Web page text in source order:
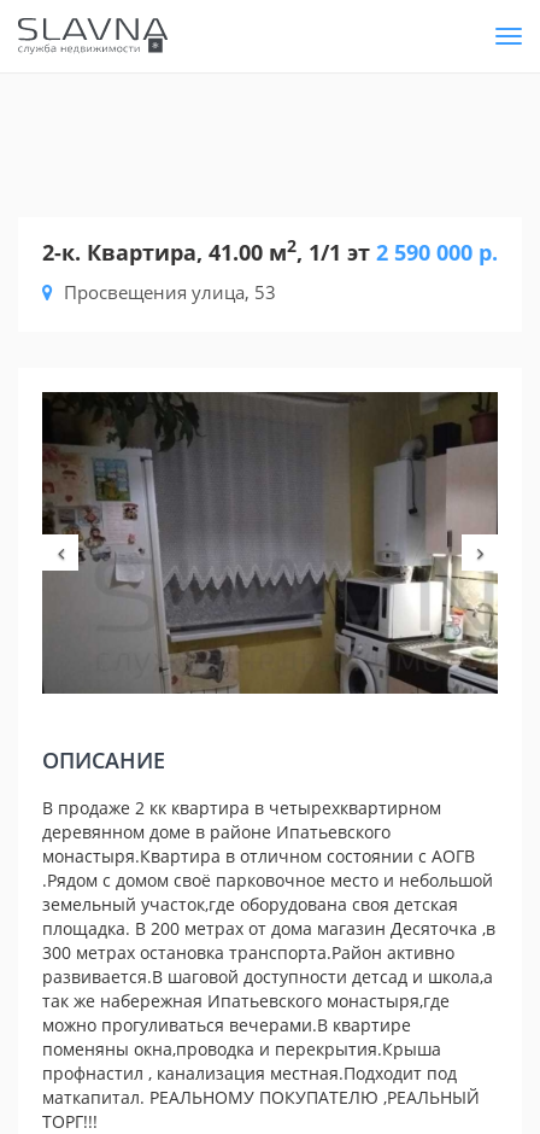
2-к. Квартира, 41.00 м2, 1/1 эт
Просвещения улица, 53
2 590 000 р.
Previous
ОПИСАНИЕ
В продаже 2 кк квартира в четырехквартирном
деревянном доме в районе Ипатьевского
монастыря.Квартира в отличном состоянии с АОГВ
.Рядом с домом своё парковочное место и небольшой
земельный участок,где оборудована своя детская
площадка. В 200 метрах от дома магазин Десяточка ,в
300 метрах остановка транспорта.Район активно
развивается.В шаговой доступности детсад и школа,а
так же набережная Ипатьевского монастыря,где
можно прогуливаться вечерами.В квартире
поменяны окна,проводка и перекрытия.Крыша
профнастил , канализация местная.Подходит под
маткапитал. РЕАЛЬНОМУ ПОКУПАТЕЛЮ ,РЕАЛЬНЫЙ
ТОРГ!!!